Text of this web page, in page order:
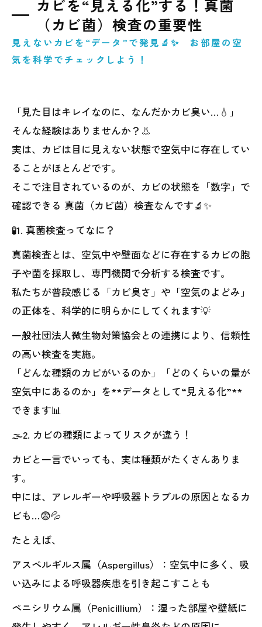
カビを“見える化”する！真菌
（カビ菌）検査の重要性
見えないカビを“データ”で発見🔬✨ お部屋の空
気を科学でチェックしよう！
「見た目はキレイなのに、なんだかカビ臭い…💧」
そんな経験はありませんか？👃
実は、カビは目に見えない状態で空気中に存在してい
ることがほとんどです。
そこで注目されているのが、カビの状態を「数字」で
確認できる 真菌（カビ菌）検査なんです🔬✨
🧪1. 真菌検査ってなに？
真菌検査とは、空気中や壁面などに存在するカビの胞
子や菌を採取し、専門機関で分析する検査です。
私たちが普段感じる「カビ臭さ」や「空気のよどみ」
の正体を、科学的に明らかにしてくれます💡
一般社団法人微生物対策協会との連携により、信頼性
の高い検査を実施。
「どんな種類のカビがいるのか」「どのくらいの量が
空気中にあるのか」を**データとして“見える化”**
できます📊
🌫️2. カビの種類によってリスクが違う！
カビと一言でいっても、実は種類がたくさんありま
す。
中には、アレルギーや呼吸器トラブルの原因となるカ
ビも…😨💦
たとえば、
アスペルギルス属（Aspergillus）：空気中に多く、吸
い込みによる呼吸器疾患を引き起こすことも
ペニシリウム属（Penicillium）：湿った部屋や壁紙に